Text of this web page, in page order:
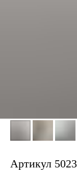
Артикул 5023